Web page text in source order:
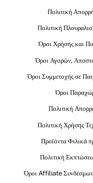
Πολιτική
Πολιτική
Όροι Χρήσης και
Όροι Αγορών,
Όροι Συμμετοχής σε
Όροι
Πολιτική
Πολιτική Χρήσης
Προϊόντα Φιλικά
Πολιτική
Όροι Affiliate